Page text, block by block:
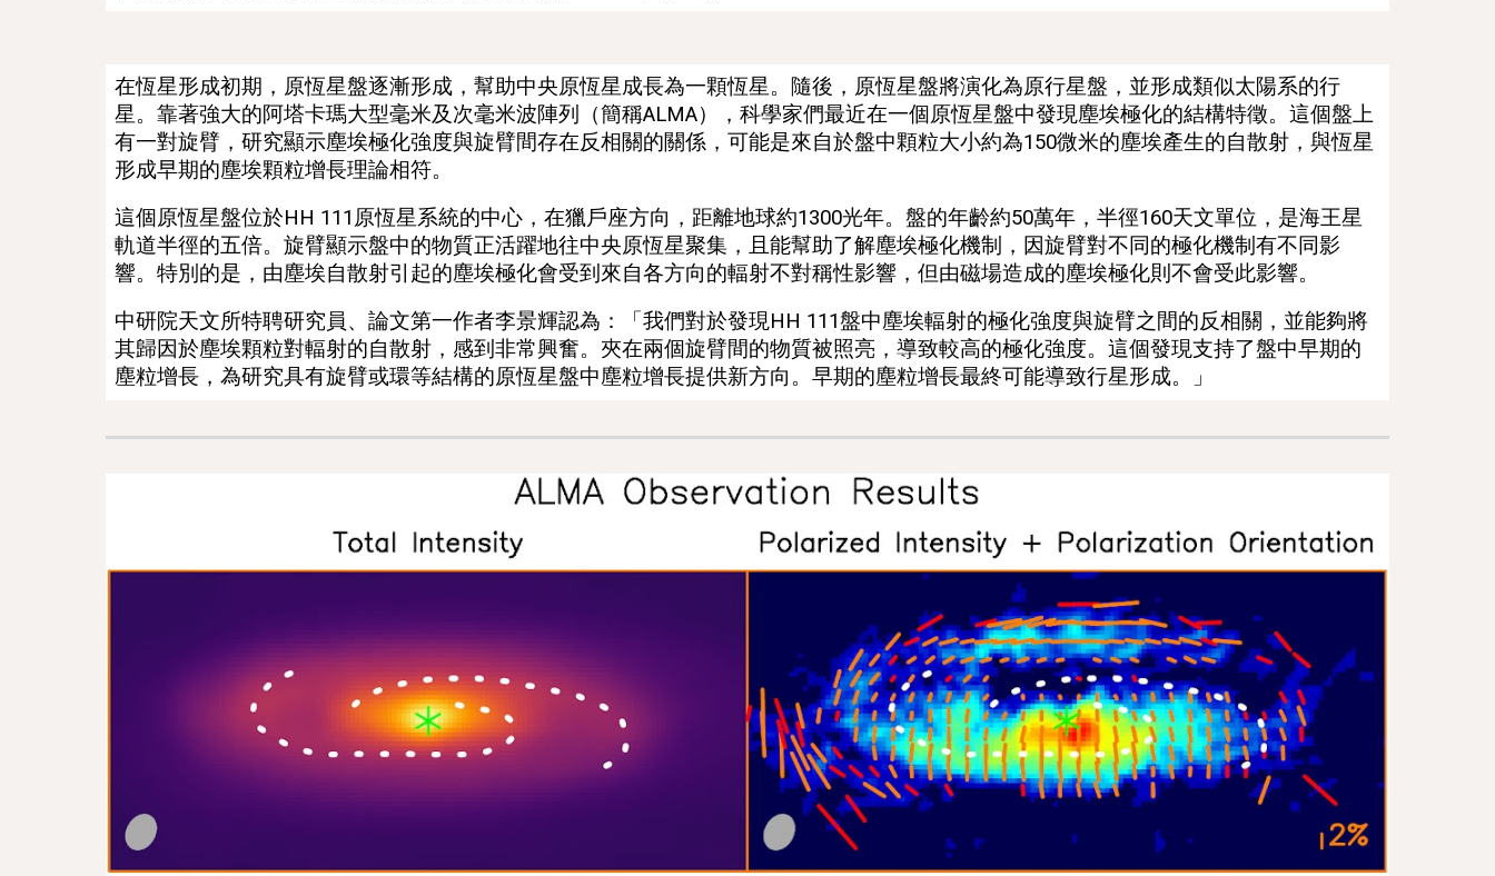
在恆星形成初期，原恆星盤逐漸形成，幫助中央原恆星成長為一顆恆星。隨後，原恆星盤將演化為原行星盤，並形成類似太陽系的行
星。靠著強大的阿塔卡瑪大型毫米及次毫米波陣列（簡稱ALMA），科學家們最近在一個原恆星盤中發現塵埃極化的結構特徵。這個盤上
有一對旋臂，研究顯示塵埃極化強度與旋臂間存在反相關的關係，可能是來自於盤中顆粒大小約為150微米的塵埃產生的自散射，與恆星
形成早期的塵埃顆粒增長理論相符。
這個原恆星盤位於HH 111原恆星系統的中心，在獵戶座方向，距離地球約1300光年。盤的年齡約50萬年，半徑160天文單位，是海王星
軌道半徑的五倍。旋臂顯示盤中的物質正活躍地往中央原恆星聚集，且 能幫助了解塵埃極化機制，因旋臂對不同的極化機制有不同影
響。特別的是，由塵埃自散射引起的塵埃極化會受到來自各方向的輻射不對稱性影響，但由磁場造成的塵埃極化則不會受此影響。
中研院天文所特聘研究員、 論文第一作者李景輝認為：「我們對於發現HH 111盤中塵埃輻射的極化強度與旋臂之間的反相關，並能夠將
其歸因於塵埃顆粒對輻射的自散射， 感到非常興奮。夾在兩個旋臂間的物質被照亮，導致較高的極化強度。這個發現支持了盤中早期的
塵粒增長，為研究具有旋臂或環等結構的原恆星盤中塵粒增長提供新方向。早期的塵粒增長最終可能導致行星形成。」